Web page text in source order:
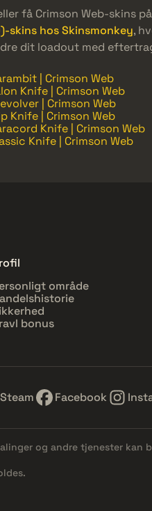
få Crimson Web-skins
skins hos Skinsmonkey,
dit loadout med
| Crimson Web
Knife | Crimson Web
| Crimson Web
Knife | Crimson Web
Knife | Crimson Web
Knife | Crimson Web
område
bonus
Steam Facebook
og andre tjenester kan